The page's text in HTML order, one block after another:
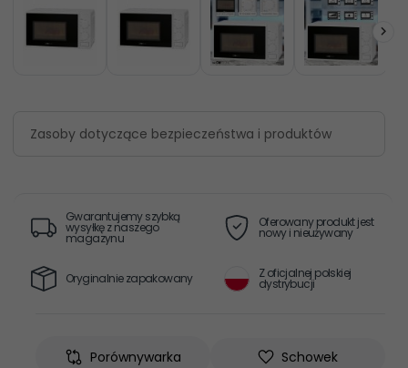
Zasoby dotyczące bezpieczeństwa i produktów
Gwarantujemy szybką
wysyłkę z naszego
magazynu
Oferowany produkt jest
nowy i nieużywany
Oryginalnie zapakowany Z oficjalnej polskiej
dystrybucji
Porównywarka Schowek